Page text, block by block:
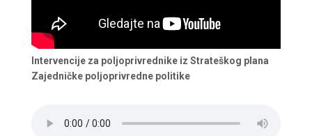
Intervencije za poljoprivrednike iz Strateškog plana
Zajedničke poljoprivredne politike